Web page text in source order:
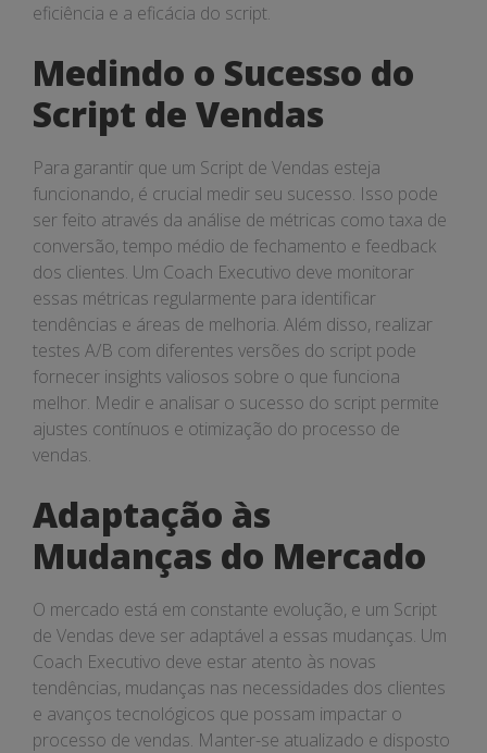
eficiência e a eficácia do script.
Medindo o Sucesso do
Script de Vendas
Para garantir que um Script de Vendas esteja
funcionando, é crucial medir seu sucesso. Isso pode
ser feito através da análise de métricas como taxa de
conversão, tempo médio de fechamento e feedback
dos clientes. Um Coach Executivo deve monitorar
essas métricas regularmente para identificar
tendências e áreas de melhoria. Além disso, realizar
testes A/B com diferentes versões do script pode
fornecer insights valiosos sobre o que funciona
melhor. Medir e analisar o sucesso do script permite
ajustes contínuos e otimização do processo de
vendas.
Adaptação às
Mudanças do Mercado
O mercado está em constante evolução, e um Script
de Vendas deve ser adaptável a essas mudanças. Um
Coach Executivo deve estar atento às novas
tendências, mudanças nas necessidades dos clientes
e avanços tecnológicos que possam impactar o
processo de vendas. Manter-se atualizado e disposto